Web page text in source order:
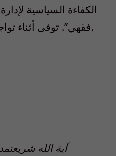
الكفاءة السياسية
فقهي”. توفى أثناء تواجده في طهران في 1999.
آية الله